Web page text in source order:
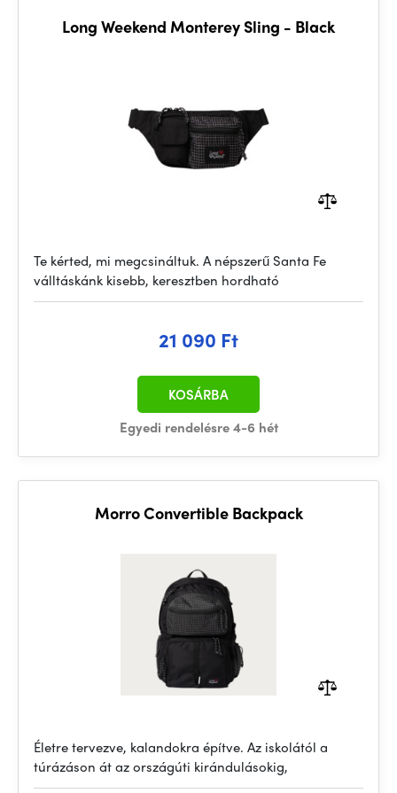
Long Weekend Monterey Sling - Black
Te kérted, mi megcsináltuk. A népszerű Santa Fe
válltáskánk kisebb, keresztben hordható
21 090 Ft
Egyedi rendelésre 4-6 hét
KOSÁRBA
Morro Convertible Backpack
Életre tervezve, kalandokra építve. Az iskolától a
túrázáson át az országúti kirándulásokig,